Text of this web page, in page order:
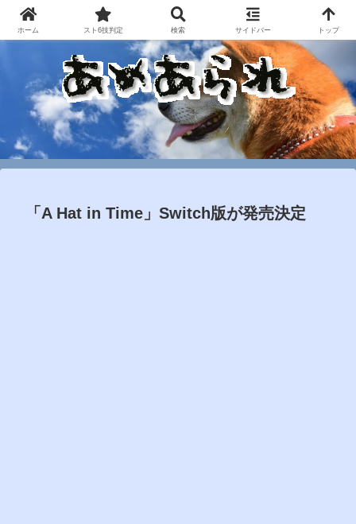
「A Hat in Time」Switch版が発売決定
ホーム スト6技判定 検索 サイドバー トップ